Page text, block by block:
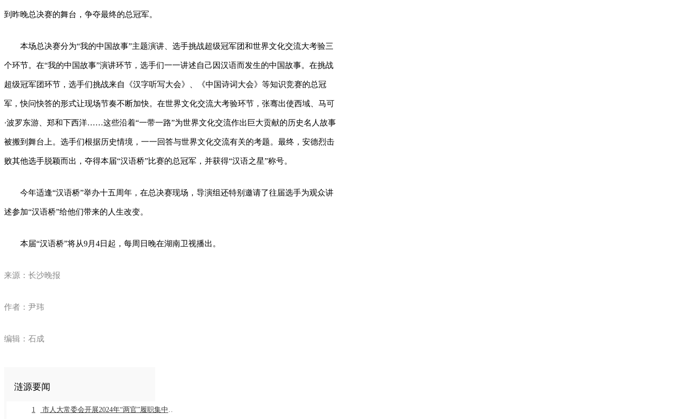
到昨晚总决赛的舞台，争夺最终的总冠军。
本场总决赛分为“我的中国故事”主题演讲、选手挑战超级冠军团和世界文化交流大考验三
个环节。在“我的中国故事”演讲环节，选手们一一讲述自己因汉语而发生的中国故事。在挑战
超级冠军团环节，选手们挑战来自《汉字听写大会》、《中国诗词大会》等知识竞赛的总冠
军，快问快答的形式让现场节奏不断加快。在世界文化交流大考验环节，张骞出使西域、马可
·波罗东游、郑和下西洋……这些沿着“一带一路”为世界文化交流作出巨大贡献的历史名人故事
被搬到舞台上。选手们根据历史情境，一一回答与世界文化交流有关的考题。最终，安德烈击
败其他选手脱颖而出，夺得本届“汉语桥”比赛的总冠军，并获得“汉语之星”称号。
今年适逢“汉语桥”举办十五周年，在总决赛现场，导演组还特别邀请了往届选手为观众讲
述参加“汉语桥”给他们带来的人生改变。
本届“汉语桥”将从9月4日起，每周日晚在湖南卫视播出。
来源：长沙晚报
作者：尹玮
编辑：石成
涟源要闻
1 市人大常委会开展2024年“两官”履职集中评议